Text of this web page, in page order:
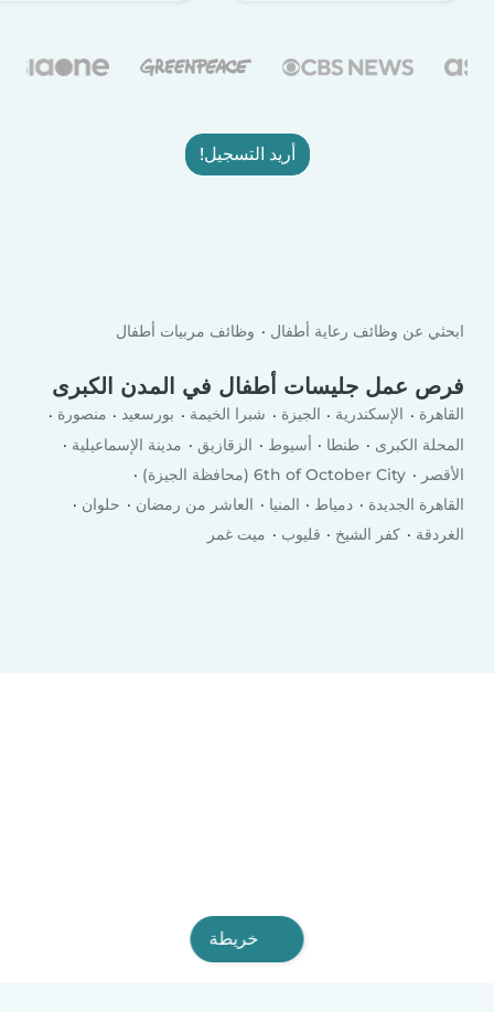
أريد التسجيل!
ابحثي عن وظائف رعاية أطفال وظائف مربيات أطفال
فرص عمل جليسات أطفال في المدن الكبرى
القاهرة الإسكندرية الجيزة شبرا الخيمة بورسعيد
منصورة
المحلة الكبرى
طنطا أسيوط الزقازيق
مدينة الإسماعيلية
الأقصر
6th of October City (محافظة الجيزة)
القاهرة الجديدة
دمياط المنيا العاشر من رمضان
حلوان
الغردقة
كفر الشيخ قليوب ميت غمر
خريطة